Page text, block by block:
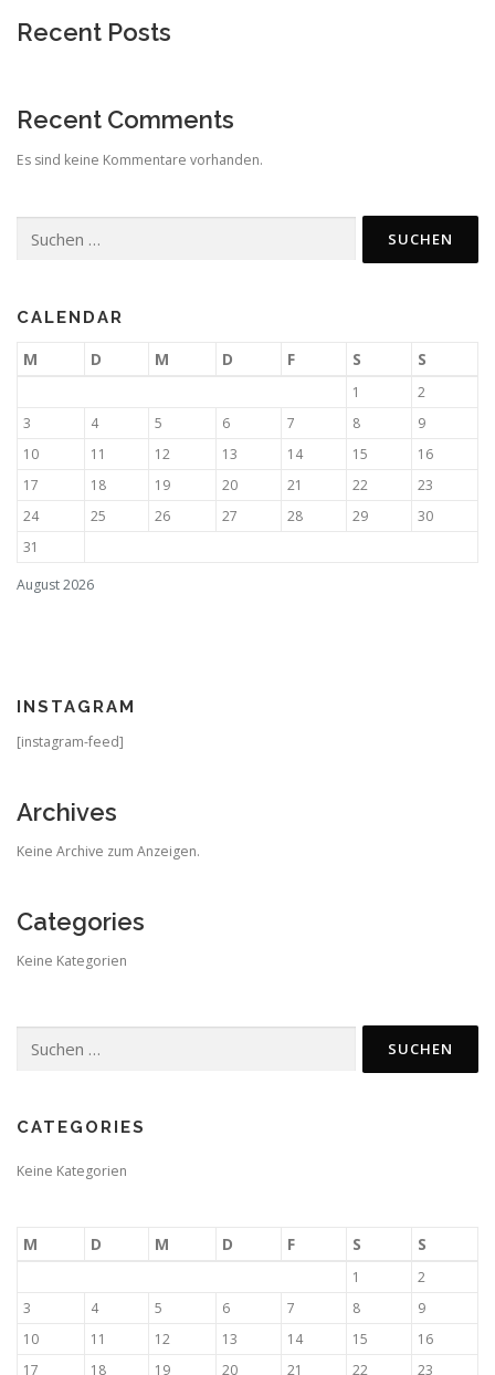
Recent Posts
Recent Comments
Es sind keine Kommentare vorhanden.
nach:
CALENDAR
August 2026
M D M D F S S
1
2
3
4 5 6 7 8
9
10
11 12 13 14 15
16
17
18 19 20 21 22
23
24
25 26 27 28 29
30
31
INSTAGRAM
[instagram-feed]
Archives
Keine Archive zum Anzeigen.
Categories
Keine Kategorien
nach:
CATEGORIES
Keine Kategorien
M D M D F S S
1
2
3
4 5 6 7 8
9
10
11 12 13 14 15
16
17
18 19 20 21 22 23